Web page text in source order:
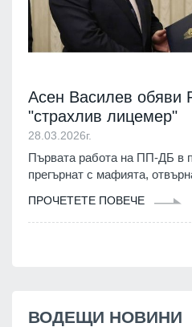
Асен Василев обяви
"страхлив лицемер"
28.03.2026г.
Първата работа на ПП-ДБ в
прегърнат с мафията,
ПРОЧЕТЕТЕ ПОВЕЧЕ
ВОДЕЩИ НОВИНИ